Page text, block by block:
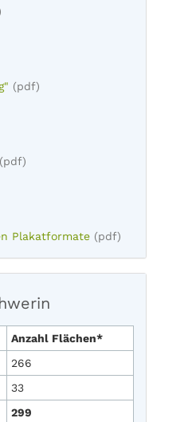
(pdf)
(pdf)
Plakatformate (pdf)
Anzahl Flächen*
266
33
299